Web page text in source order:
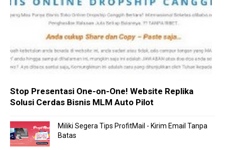
Stop Presentasi One-on-One! Website Replika
Solusi Cerdas Bisnis MLM Auto Pilot
Miliki Segera Tips ProfitMail - Kirim Email Tanpa
Batas